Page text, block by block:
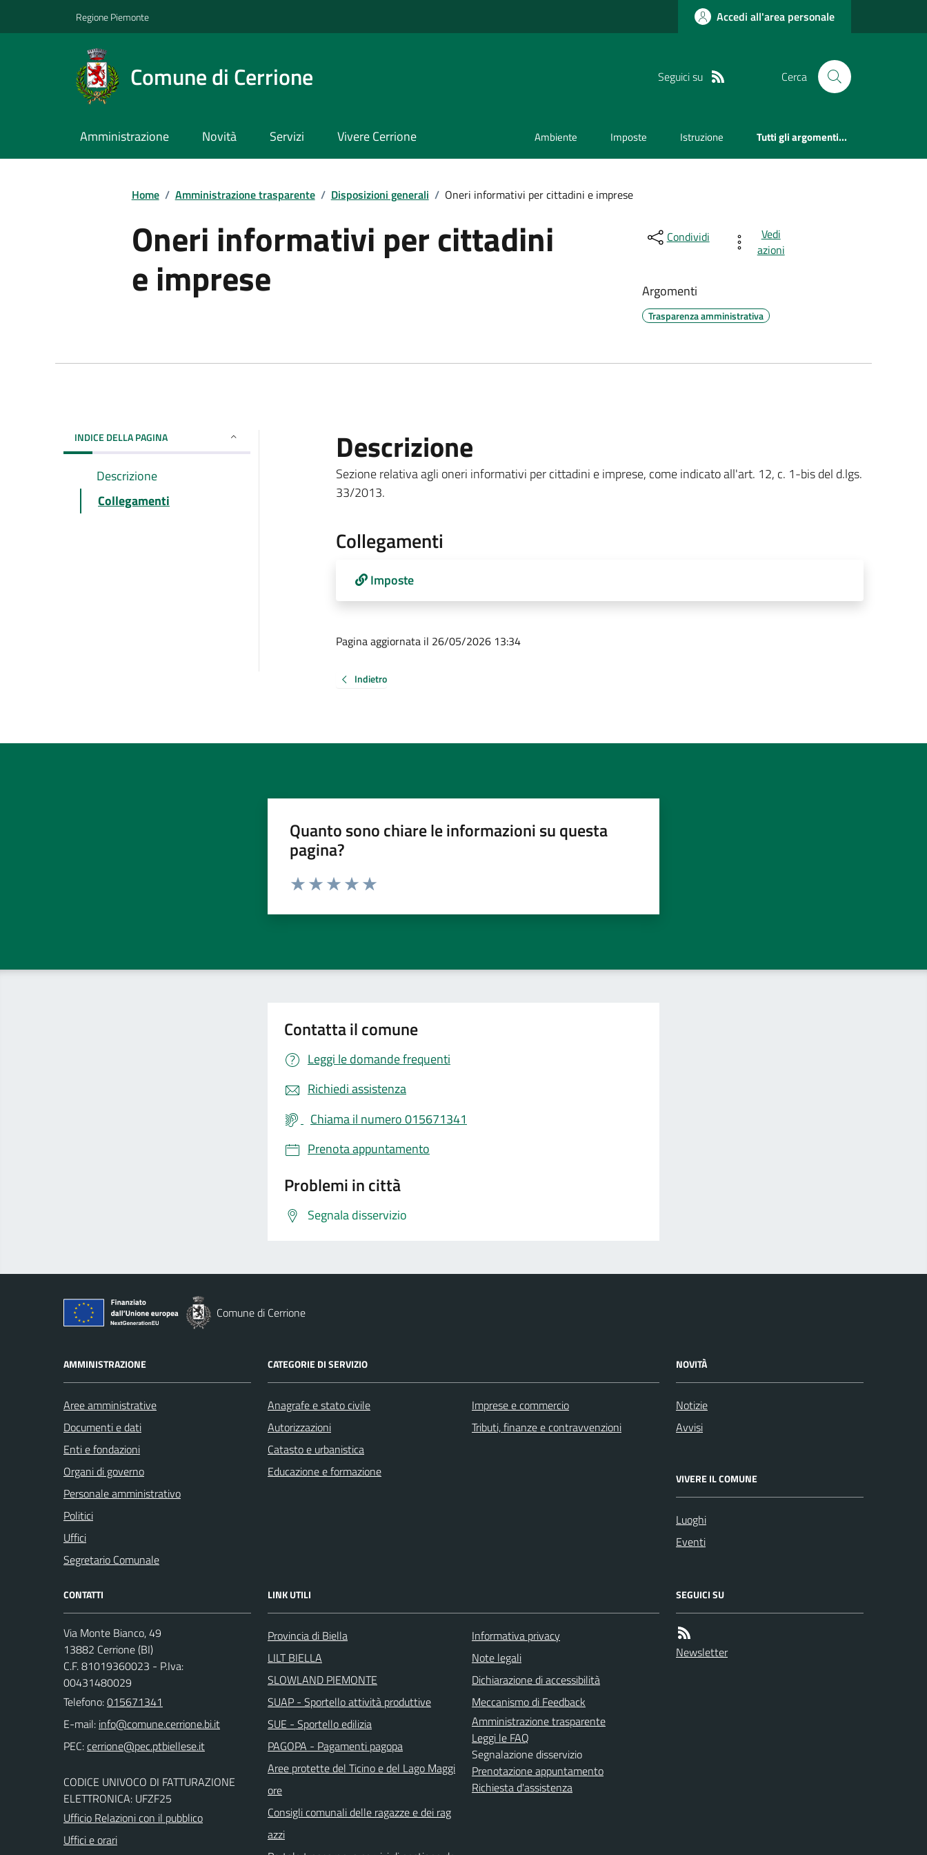
Regione Piemonte Accedi all'area personale
Comune di Cerrione Seguici su Cerca
Amministrazione Novità Servizi Vivere Cerrione Ambiente Imposte Istruzione Tutti gli argomenti...
Home / Amministrazione trasparente / Disposizioni generali / Oneri informativi per cittadini e imprese
Oneri informativi per cittadini
e imprese
Condividi
Vedi
azioni
Argomenti
Trasparenza amministrativa
INDICE DELLA PAGINA
Descrizione
Collegamenti
Descrizione
Sezione relativa agli oneri informativi per cittadini e imprese, come indicato all'art. 12, c. 1-bis del d.lgs.
33/2013.
Collegamenti
Imposte
Pagina aggiornata il 26/05/2026 13:34
Indietro
Quanto sono chiare le informazioni su questa
pagina?
Valuta da 1 a 5 stelle la pagina
Contatta il comune
Leggi le domande frequenti
Richiedi assistenza
Chiama il numero 015671341
Prenota appuntamento
Problemi in città
Segnala disservizio
Comune di Cerrione
AMMINISTRAZIONE
Aree amministrative
Documenti e dati
Enti e fondazioni
Organi di governo
Personale amministrativo
Politici
Uffici
Segretario Comunale
CATEGORIE DI SERVIZIO
Anagrafe e stato civile
Autorizzazioni
Catasto e urbanistica
Educazione e formazione
Imprese e commercio
Tributi, finanze e contravvenzioni
NOVITÀ
Notizie
Avvisi
VIVERE IL COMUNE
Luoghi
Eventi
CONTATTI
Via Monte Bianco, 49
13882 Cerrione (BI)
C.F. 81019360023 - P.Iva:
00431480029
Telefono:015671341
E-mail:
PEC:
CODICE UNIVOCO DI FATTURAZIONE
ELETTRONICA: UFZF25
Ufficio Relazioni con il pubblico
Uffici e orari
LINK UTILI
Provincia di Biella
LILT BIELLA
SLOWLAND PIEMONTE
SUAP - Sportello attività produttive
SUE - Sportello edilizia
PAGOPA - Pagamenti pagopa
Aree protette del Ticino e del Lago Maggi
ore
Consigli comunali delle ragazze e dei rag
azzi
Informativa privacy
Note legali
Dichiarazione di accessibilità
Meccanismo di Feedback
Amministrazione trasparente
Leggi le FAQ
Segnalazione disservizio
Prenotazione appuntamento
Richiesta d'assistenza
SEGUICI SU
Newsletter